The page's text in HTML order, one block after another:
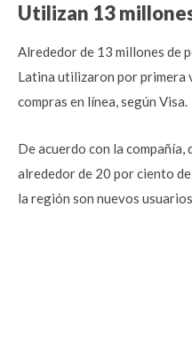
Utilizan 13
Alrededor de 13 millones de
Latina utilizaron por primera
compras en línea, según Visa.
De acuerdo con la
alrededor de 20 por ciento
la región son nuevos